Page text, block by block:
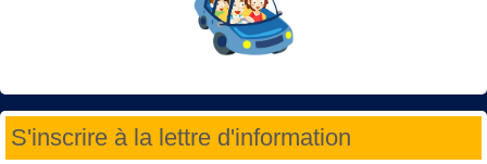
S'inscrire à la lettre d'information